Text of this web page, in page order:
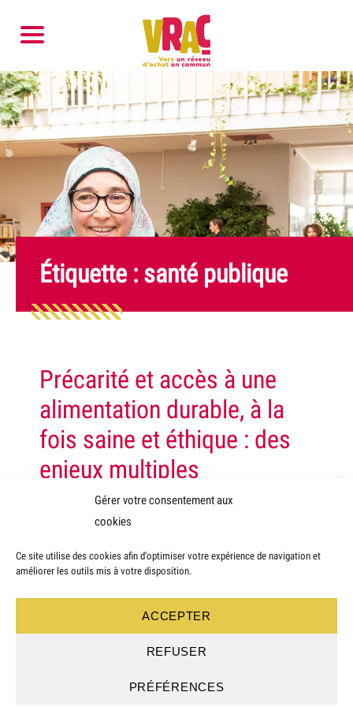
Gérer votre consentement aux
cookies
Ce site utilise des cookies afin d'optimiser votre expérience de navigation et
améliorer les outils mis à votre disposition.
ACCEPTER
REFUSER
PRÉFÉRENCES
Étiquette : santé publique
Précarité et accès à une
alimentation durable, à la
fois saine et éthique : des
enjeux multiples
Huit ans après sa création sur la métropole de Lyon,
l’association VRAC est désormais présente sur 13
territoires et offre la possibilité à presque 4000
foyers, aux revenus modestes, d’acheter des produits
de qualité, à la fois alimentaires, de soin et
majoritairement d’inégalités monétaires et
géographique, nous faisons …Lire la suite